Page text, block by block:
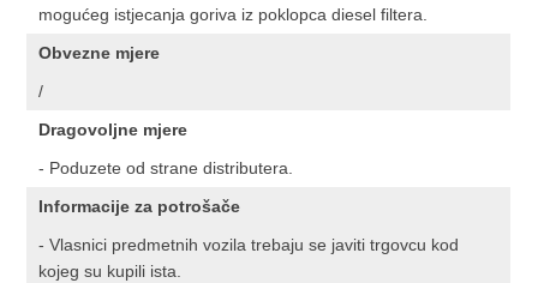
mogućeg istjecanja goriva iz poklopca diesel filtera.
Obvezne mjere
/
Dragovoljne mjere
- Poduzete od strane distributera.
Informacije za potrošače
- Vlasnici predmetnih vozila trebaju se javiti trgovcu kod
kojeg su kupili ista.